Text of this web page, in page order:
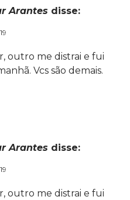
Arantes disse:
outro me distrai e fui
Vcs são demais.
Arantes disse:
outro me distrai e fui